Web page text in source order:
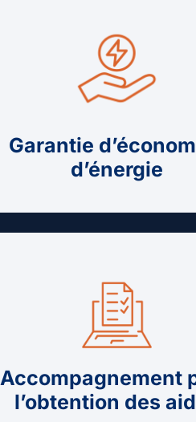
Garantie
d’énergie
Accompagnement
l’obtention des